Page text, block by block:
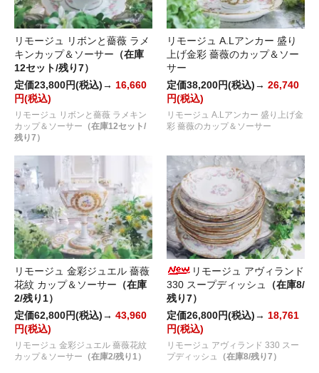
リモージュ リボンと薔薇 ラメ
キンカップ＆ソーサー （在庫
12セット/残り7）
定価23,800円(税込)→ 16,660
円(税込)
リモージュ リボンと薔薇 ラメキン
カップ＆ソーサー （在庫12セット/
残り7）
リモージュ A.Lアンカー 盛り
上げ金彩 薔薇のカップ＆ソー
サー
定価38,200円(税込)→ 26,740
円(税込)
リモージュ A.Lアンカー 盛り上げ金
彩 薔薇のカップ＆ソーサー
リモージュ 金彩ジュエル 薔薇
花紋 カップ＆ソーサー （在庫
2/残り1）
定価62,800円(税込)→ 43,960
円(税込)
リモージュ 金彩ジュエル 薔薇花紋
カップ＆ソーサー （在庫2/残り1）
リモージュ アヴィランド
330 スープディッシュ
（在庫8/
残り7）
定価26,800円(税込)→ 18,761
円(税込)
リモージュ アヴィランド 330 スー
プディッシュ
（在庫8/残り7）